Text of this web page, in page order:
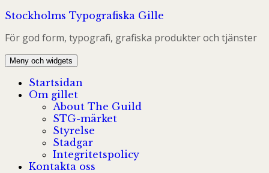
Hoppa
innehåll
Stockholms Typografiska Gille
För god form, typografi, grafiska produkter och tjänster
Meny och widgets
Startsidan
Om gillet
About The Guild
STG-märket
Styrelse
Stadgar
Integritetspolicy
Kontakta oss